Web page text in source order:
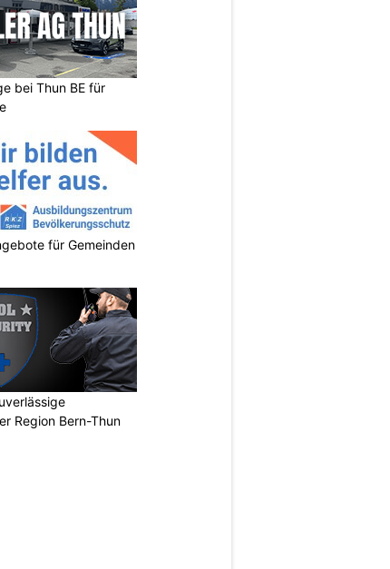
bei Thun BE für
für Gemeinden
Region Bern-Thun